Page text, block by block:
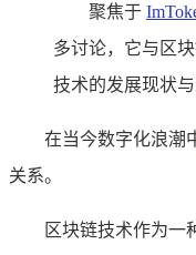
聚焦于
多讨论，它与区
技术的发展现状与
在当今数字化浪潮
关系。
区块链技术作为一